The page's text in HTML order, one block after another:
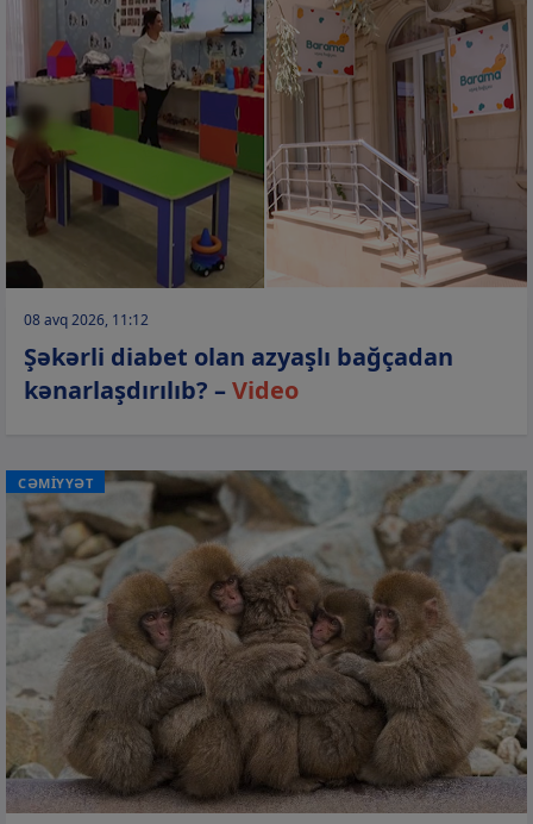
08 avq 2026, 11:12
Şəkərli diabet olan azyaşlı bağçadan
kənarlaşdırılıb? –Video
CƏMİYYƏT